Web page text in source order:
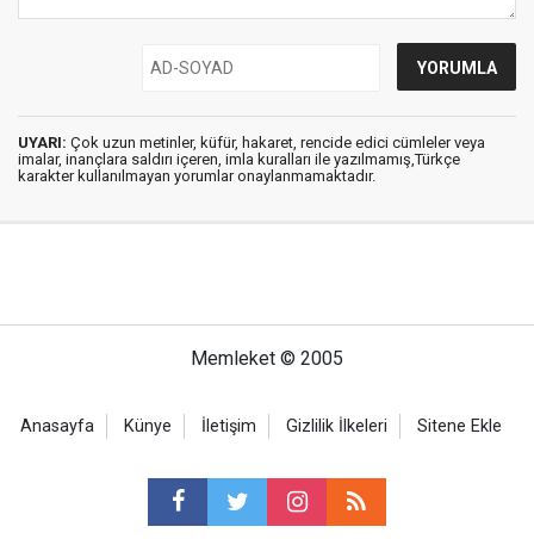
UYARI: Çok uzun metinler, küfür, hakaret, rencide edici cümleler veya
imalar, inançlara saldırı içeren, imla kuralları ile yazılmamış,Türkçe
karakter kullanılmayan yorumlar onaylanmamaktadır.
Memleket © 2005
Anasayfa Künye İletişim Gizlilik İlkeleri Sitene Ekle